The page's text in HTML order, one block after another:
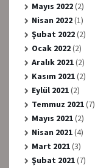
Mayıs 2022(2)
Nisan 2022(1)
Şubat 2022(2)
Ocak 2022(2)
Aralık 2021(2)
Kasım 2021(2)
Eylül 2021(2)
Temmuz 2021(7)
Mayıs 2021(2)
Nisan 2021(4)
Mart 2021(3)
Şubat 2021(7)